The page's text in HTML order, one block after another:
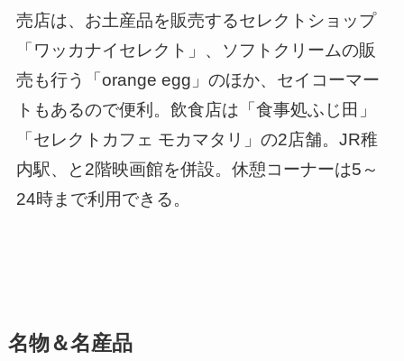
売店は、お土産品を販売するセレクトショップ
「ワッカナイセレクト」、ソフトクリームの販
売も行う「orange egg」のほか、セイコーマー
トもあるので便利。飲食店は「食事処ふじ田」
「セレクトカフェ モカマタリ」の2店舗。JR稚
内駅、と2階映画館を併設。休憩コーナーは5～
24時まで利用できる。
名物＆名産品